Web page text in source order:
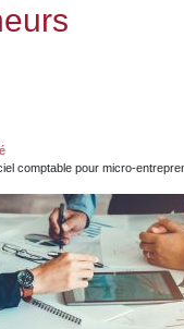
comptable pour micro-